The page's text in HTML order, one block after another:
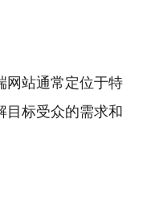
网站通常定位于特
目标受众的需求和